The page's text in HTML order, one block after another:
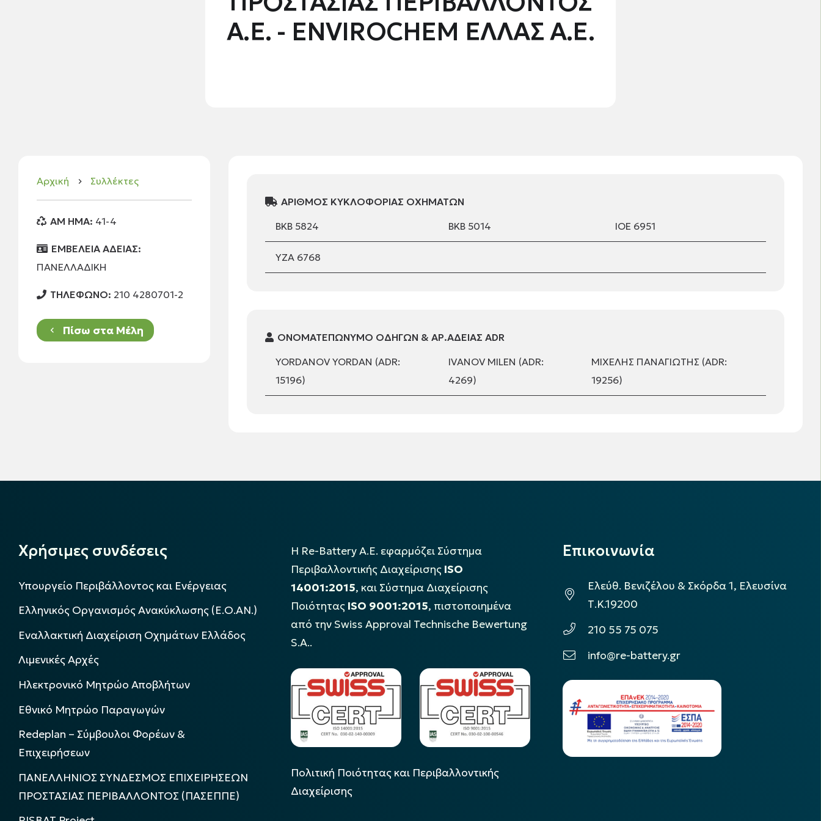
Α.Ε. - ENVIROCHEM ΕΛΛΑΣ Α.Ε.
Αρχική keyboard_arrow_right Συλλέκτες
AM HMA: 41-4
ΕΜΒΕΛΕΙΑ ΑΔΕΙΑΣ:
ΠΑΝΕΛΛΑΔΙΚΗ
ΤΗΛΕΦΩΝΟ: 210 4280701-2
keyboard_arrow_left Πίσω στα Μέλη
ΑΡΙΘΜΟΣ ΚΥΚΛΟΦΟΡΙΑΣ ΟΧΗΜΑΤΩΝ
BKB 5824
ΒΚΒ 5014 ΙΟΕ 6951
ΥΖΑ 6768
ΟΝΟΜΑΤΕΠΩΝΥΜΟ ΟΔΗΓΩΝ & ΑΡ.ΑΔΕΙΑΣ ADR
YORDANOV YORDAN (ADR:
15196)
IVANOV MILEN (ADR:
4269)
ΜΙΧΕΛΗΣ ΠΑΝΑΓΙΩΤΗΣ (ADR:
19256)
Χρήσιμες συνδέσεις
Υπουργείο Περιβάλλοντος και Ενέργειας
Ελληνικός Οργανισμός Ανακύκλωσης (Ε.Ο.ΑΝ.)
Εναλλακτική Διαχείριση Οχημάτων Ελλάδος
Λιμενικές Αρχές
Ηλεκτρονικό Μητρώο Αποβλήτων
Εθνικό Μητρώο Παραγωγών
Redeplan – Σύμβουλοι Φορέων &
Επιχειρήσεων
ΠΑΝΕΛΛΗΝΙΟΣ ΣΥΝΔΕΣΜΟΣ ΕΠΙΧΕΙΡΗΣΕΩΝ
ΠΡΟΣΤΑΣΙΑΣ ΠΕΡΙΒΑΛΛΟΝΤΟΣ (ΠΑΣΕΠΠΕ)
Η Re-Battery Α.Ε. εφαρμόζει Σύστημα
Περιβαλλοντικής Διαχείρισης ISO
14001:2015, και Σύστημα Διαχείρισης
Ποιότητας ISO 9001:2015, πιστοποιημένα
από την Swiss Approval Technische Bewertung
S.A..
Πολιτική Ποιότητας και Περιβαλλοντικής
Διαχείρισης
Επικοινωνία
Ελεύθ. Βενιζέλου & Σκόρδα 1, Ελευσίνα
Τ.Κ.19200
210 55 75 075
info@re-battery.gr